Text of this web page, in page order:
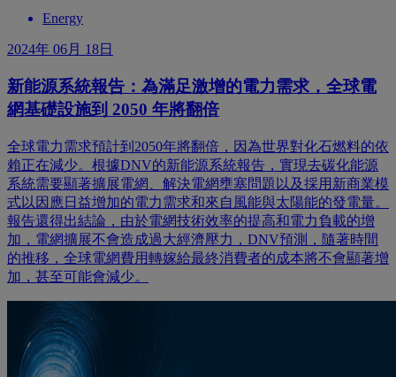
Energy
2024年 06月 18日
新能源系統報告：為滿足激增的電力需求，全球電
網基礎設施到 2050 年將翻倍
全球電力需求預計到2050年將翻倍，因為世界對化石燃料的依
賴正在減少。根據DNV的新能源系統報告，實現去碳化能源
系統需要顯著擴展電網、解決電網壅塞問題以及採用新商業模
式以因應日益增加的電力需求和來自風能與太陽能的發電量。
報告還得出結論，由於電網技術效率的提高和電力負載的增
加，電網擴展不會造成過大經濟壓力，DNV預測，隨著時間
的推移，全球電網費用轉嫁給最終消費者的成本將不會顯著增
加，甚至可能會減少。